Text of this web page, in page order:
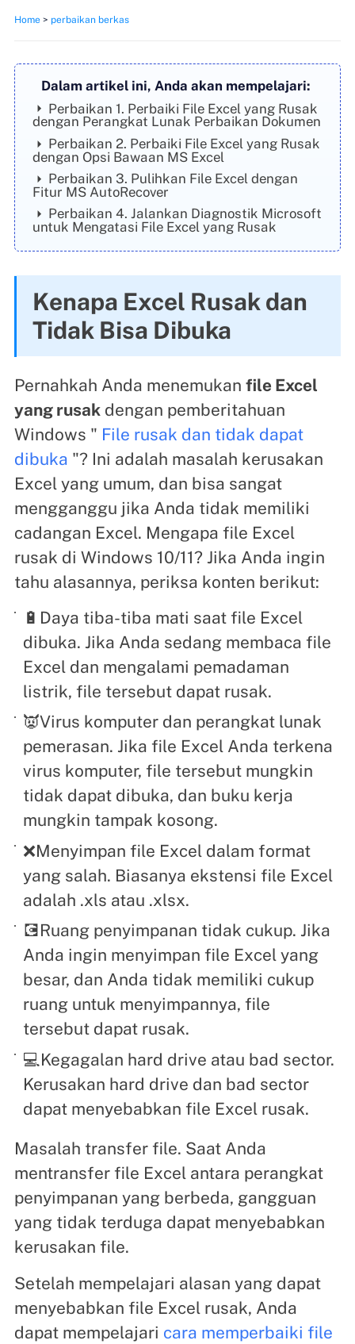
Home> perbaikan berkas
Dalam artikel ini, Anda akan mempelajari:
Perbaikan 1. Perbaiki File Excel yang Rusak
dengan Perangkat Lunak Perbaikan Dokumen
Perbaikan 2. Perbaiki File Excel yang Rusak
dengan Opsi Bawaan MS Excel
Perbaikan 3. Pulihkan File Excel dengan
Fitur MS AutoRecover
Perbaikan 4. Jalankan Diagnostik Microsoft
untuk Mengatasi File Excel yang Rusak
Kenapa Excel Rusak dan
Tidak Bisa Dibuka
Pernahkah Anda menemukan file Excel
yang rusakdengan pemberitahuan
Windows " File rusak dan tidak dapat
dibuka "? Ini adalah masalah kerusakan
Excel yang umum, dan bisa sangat
mengganggu jika Anda tidak memiliki
cadangan Excel. Mengapa file Excel
rusak di Windows 10/11? Jika Anda ingin
tahu alasannya, periksa konten berikut:
🔋Daya tiba-tiba mati saat file Excel
dibuka. Jika Anda sedang membaca file
Excel dan mengalami pemadaman
listrik, file tersebut dapat rusak.
👿Virus komputer dan perangkat lunak
pemerasan. Jika file Excel Anda terkena
virus komputer, file tersebut mungkin
tidak dapat dibuka, dan buku kerja
mungkin tampak kosong.
❌Menyimpan file Excel dalam format
yang salah. Biasanya ekstensi file Excel
adalah .xls atau .xlsx.
💽Ruang penyimpanan tidak cukup. Jika
Anda ingin menyimpan file Excel yang
besar, dan Anda tidak memiliki cukup
ruang untuk menyimpannya, file
tersebut dapat rusak.
💻Kegagalan hard drive atau bad sector.
Kerusakan hard drive dan bad sector
dapat menyebabkan file Excel rusak.
Masalah transfer file. Saat Anda
mentransfer file Excel antara perangkat
penyimpanan yang berbeda, gangguan
yang tidak terduga dapat menyebabkan
kerusakan file.
Setelah mempelajari alasan yang dapat
menyebabkan file Excel rusak, Anda
dapat mempelajari cara memperbaiki file